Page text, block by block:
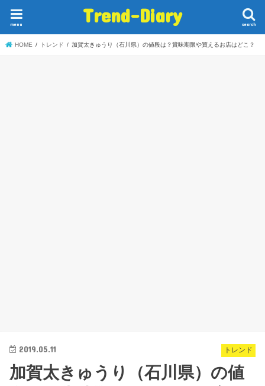
Trend-Diary search
menu
HOME トレンド 加賀太きゅうり（石川県）の値段は？賞味期限や買えるお店はどこ？
トレンド
2019.05.11
加賀太きゅうり（石川県）の値